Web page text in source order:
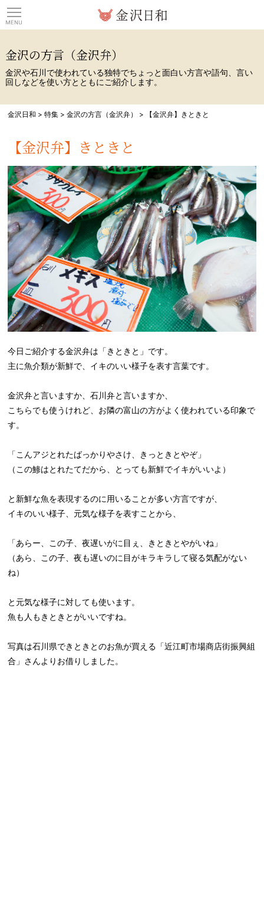
金沢の方言（金沢弁）
金沢や石川で使われている独特でちょっと面白い方言や語句、言い
回しなどを使い方とともにご紹介します。
金沢日和 >特集 >金沢の方言（金沢弁） > 【金沢弁】きときと
【金沢弁】きときと
今日ご紹介する金沢弁は「きときと」です。
主に魚介類が新鮮で、イキのいい様子を表す言葉です。
金沢弁と言いますか、石川弁と言いますか、
こちらでも使うけれど、お隣の富山の方がよく使われている印象で
す。
「こんアジとれたばっかりやさけ、きっときとやぞ」
（この鯵はとれたてだから、とっても新鮮でイキがいいよ）
と新鮮な魚を表現するのに用いることが多い方言ですが、
イキのいい様子、元気な様子を表すことから、
「あらー、この子、夜遅いがに目ぇ、きときとやがいね」
（あら、この子、夜も遅いのに目がキラキラして寝る気配がない
ね）
と元気な様子に対しても使います。
魚も人もきときとがいいですね。
写真は石川県できときとのお魚が買える「近江町市場商店街振興組
合」さんよりお借りしました。